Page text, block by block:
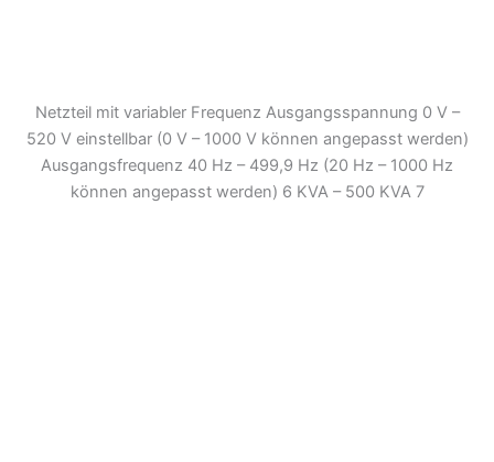
Netzteil mit variabler Frequenz Ausgangsspannung 0 V –
520 V einstellbar (0 V – 1000 V können angepasst werden)
Ausgangsfrequenz 40 Hz – 499,9 Hz (20 Hz – 1000 Hz
können angepasst werden) 6 KVA – 500 KVA 7